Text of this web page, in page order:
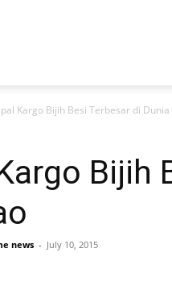
Kargo Bijih Besi Terbesar di
Bijih
news - July 10, 2015